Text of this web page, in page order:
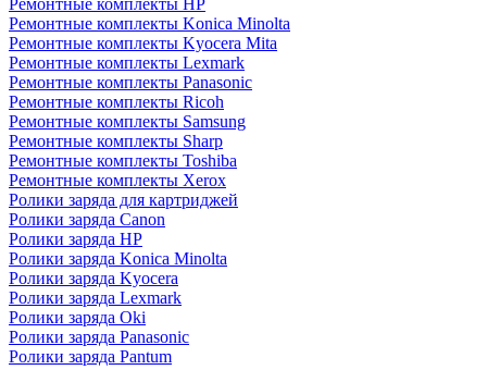
Ремонтные комплекты HP
Ремонтные комплекты Konica Minolta
Ремонтные комплекты Kyocera Mita
Ремонтные комплекты Lexmark
Ремонтные комплекты Panasonic
Ремонтные комплекты Ricoh
Ремонтные комплекты Samsung
Ремонтные комплекты Sharp
Ремонтные комплекты Toshiba
Ремонтные комплекты Xerox
Ролики заряда для картриджей
Ролики заряда Canon
Ролики заряда HP
Ролики заряда Konica Minolta
Ролики заряда Kyocera
Ролики заряда Lexmark
Ролики заряда Oki
Ролики заряда Panasonic
Ролики заряда Pantum